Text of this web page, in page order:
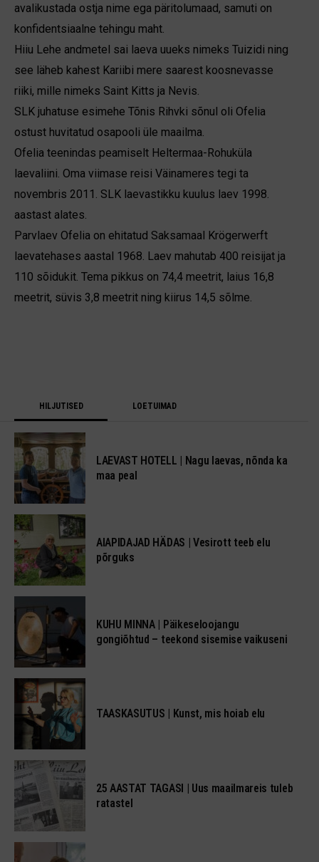
avalikustada ostja nime ega päritolumaad, samuti on
konfidentsiaalne tehingu maht.
Hiiu Lehe andmetel sai laeva uueks nimeks Tuizidi ning
see läheb kahest Kariibi mere saarest koosnevasse
riiki, mille nimeks Saint Kitts ja Nevis.
SLK juhatuse esimehe Tõnis Rihvki sõnul oli Ofelia
ostust huvitatud osapooli üle maailma.
Ofelia teenindas peamiselt Heltermaa-Rohuküla
laevaliini. Oma viimase reisi Väinameres tegi ta
novembris 2011. SLK laevastikku kuulus laev 1998.
aastast alates.
Parvlaev Ofelia on ehitatud Saksamaal Krögerwerft
laevatehases aastal 1968. Laev mahutab 400 reisijat ja
110 sõidukit. Tema pikkus on 74,4 meetrit, laius 16,8
meetrit, süvis 3,8 meetrit ning kiirus 14,5 sõlme.
HILJUTISED LOETUIMAD
LAEVAST HOTELL | Nagu laevas, nõnda ka
maa peal
AIAPIDAJAD HÄDAS | Vesirott teeb elu
põrguks
KUHU MINNA | Päikeseloojangu
gongiõhtud – teekond sisemise vaikuseni
TAASKASUTUS | Kunst, mis hoiab elu
25 AASTAT TAGASI | Uus maailmareis tuleb
ratastel